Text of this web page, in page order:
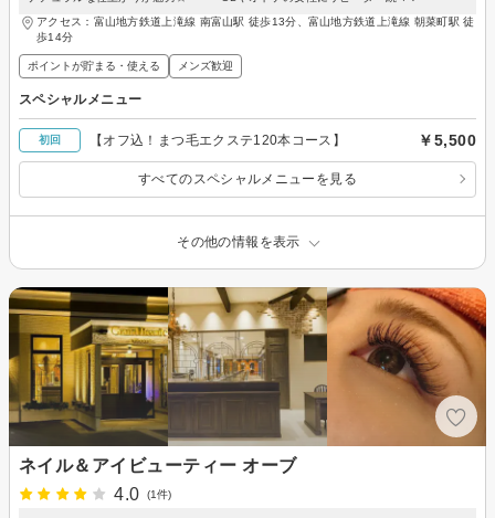
アクセス：富山地方鉄道上滝線 南富山駅 徒歩13分、富山地方鉄道上滝線 朝菜町駅 徒
歩14分
ポイントが貯まる・使える メンズ歓迎
スペシャルメニュー
初回 【オフ込！まつ毛エクステ120本コース】 ￥5,500
すべてのスペシャルメニューを見る
その他の情報を表示
ネイル＆アイビューティー オーブ
4.0
(1件)